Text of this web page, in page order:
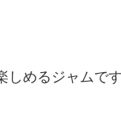
めるジャムで